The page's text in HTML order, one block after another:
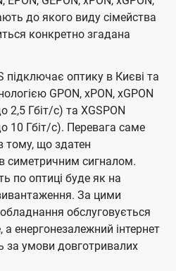
до якого виду сімейства
конкретно згадана
підключає оптику в Києві та
GPON, xPON, xGPON
2,5 Гбіт/с) та XGSPON
10 Гбіт/с). Перевага саме
тому, що здатен
симетричним сигналом.
по оптиці буде як на
За цими
обслуговується
енергонезалежний інтернет
за умови довготривалих